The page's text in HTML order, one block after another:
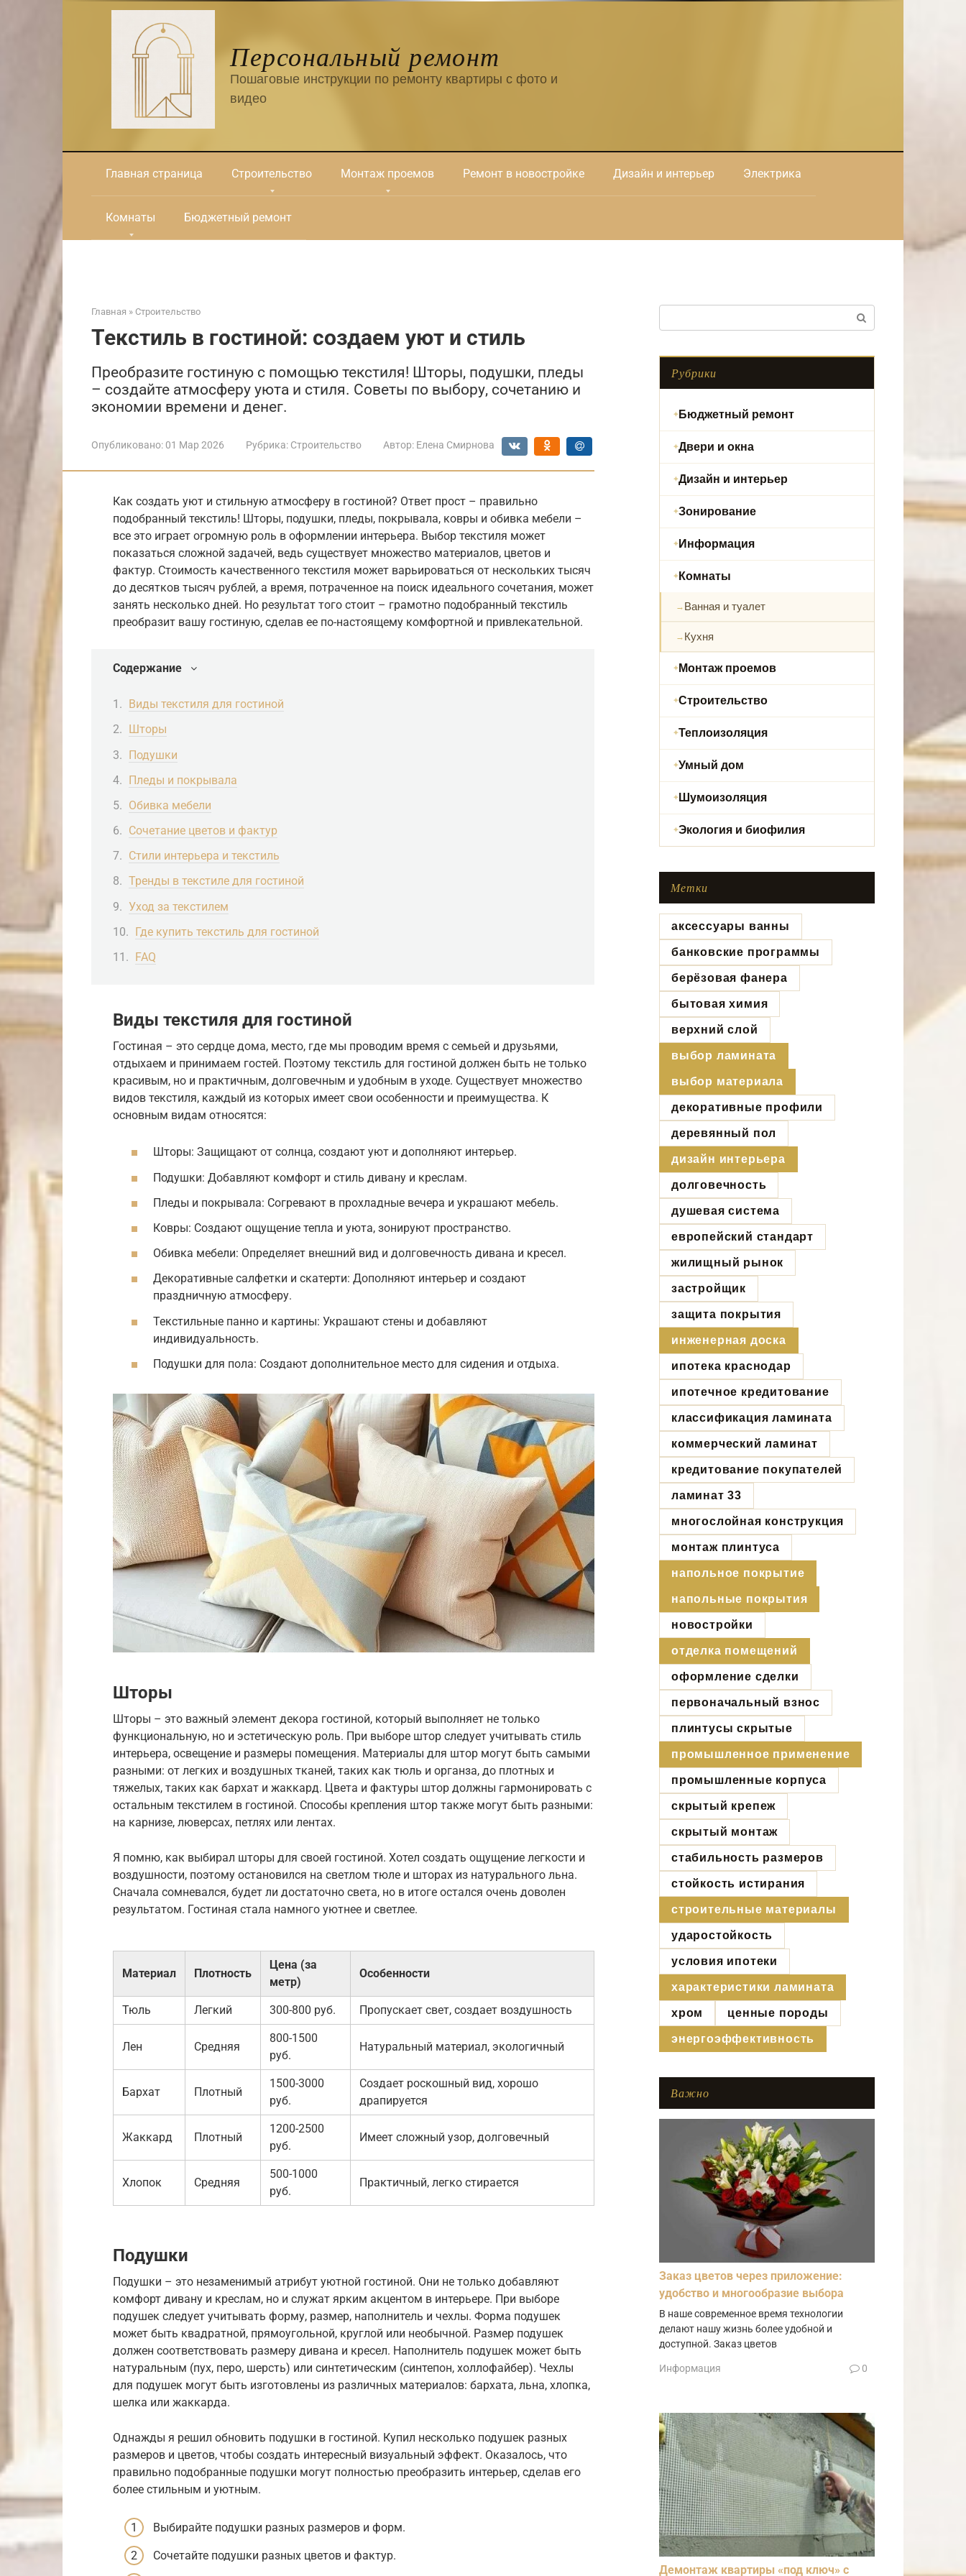
Персональный ремонт
Пошаговые инструкции по ремонту квартиры с фото и
видео
Главная страница Строительство Монтаж проемов Ремонт в новостройке Дизайн и интерьер Электрика
Комнаты Бюджетный ремонт
Главная » Строительство
Текстиль в гостиной: создаем уют и стиль
Преобразите гостиную с помощью текстиля! Шторы, подушки, пледы
– создайте атмосферу уюта и стиля. Советы по выбору, сочетанию и
экономии времени и денег.
Опубликовано: 01 Мар 2026 Рубрика: Строительство Автор: Елена Смирнова
Как создать уют и стильную атмосферу в гостиной? Ответ прост – правильно
подобранный текстиль! Шторы, подушки, пледы, покрывала, ковры и обивка мебели –
все это играет огромную роль в оформлении интерьера. Выбор текстиля может
показаться сложной задачей, ведь существует множество материалов, цветов и
фактур. Стоимость качественного текстиля может варьироваться от нескольких тысяч
до десятков тысяч рублей, а время, потраченное на поиск идеального сочетания, может
занять несколько дней. Но результат того стоит – грамотно подобранный текстиль
преобразит вашу гостиную, сделав ее по-настоящему комфортной и привлекательной.
Содержание
Виды текстиля для гостиной
Шторы
Подушки
Пледы и покрывала
Обивка мебели
Сочетание цветов и фактур
Стили интерьера и текстиль
Тренды в текстиле для гостиной
Уход за текстилем
Где купить текстиль для гостиной
FAQ
Виды текстиля для гостиной
Гостиная – это сердце дома, место, где мы проводим время с семьей и друзьями,
отдыхаем и принимаем гостей. Поэтому текстиль для гостиной должен быть не только
красивым, но и практичным, долговечным и удобным в уходе. Существует множество
видов текстиля, каждый из которых имеет свои особенности и преимущества. К
основным видам относятся:
Шторы: Защищают от солнца, создают уют и дополняют интерьер.
Подушки: Добавляют комфорт и стиль дивану и креслам.
Пледы и покрывала: Согревают в прохладные вечера и украшают мебель.
Ковры: Создают ощущение тепла и уюта, зонируют пространство.
Обивка мебели: Определяет внешний вид и долговечность дивана и кресел.
Декоративные салфетки и скатерти: Дополняют интерьер и создают
праздничную атмосферу.
Текстильные панно и картины: Украшают стены и добавляют
индивидуальность.
Подушки для пола: Создают дополнительное место для сидения и отдыха.
Шторы
Шторы – это важный элемент декора гостиной, который выполняет не только
функциональную, но и эстетическую роль. При выборе штор следует учитывать стиль
интерьера, освещение и размеры помещения. Материалы для штор могут быть самыми
разными: от легких и воздушных тканей, таких как тюль и органза, до плотных и
тяжелых, таких как бархат и жаккард. Цвета и фактуры штор должны гармонировать с
остальным текстилем в гостиной. Способы крепления штор также могут быть разными:
на карнизе, люверсах, петлях или лентах.
Я помню, как выбирал шторы для своей гостиной. Хотел создать ощущение легкости и
воздушности, поэтому остановился на светлом тюле и шторах из натурального льна.
Сначала сомневался, будет ли достаточно света, но в итоге остался очень доволен
результатом. Гостиная стала намного уютнее и светлее.
Материал Плотность
Цена (за
метр)
Особенности
Тюль Легкий 300-800 руб. Пропускает свет, создает воздушность
Лен Средняя
800-1500
руб.
Натуральный материал, экологичный
Бархат Плотный
1500-3000
руб.
Создает роскошный вид, хорошо
драпируется
Жаккард Плотный
1200-2500
руб.
Имеет сложный узор, долговечный
Хлопок Средняя
500-1000
руб.
Практичный, легко стирается
Подушки
Подушки – это незаменимый атрибут уютной гостиной. Они не только добавляют
комфорт дивану и креслам, но и служат ярким акцентом в интерьере. При выборе
подушек следует учитывать форму, размер, наполнитель и чехлы. Форма подушек
может быть квадратной, прямоугольной, круглой или необычной. Размер подушек
должен соответствовать размеру дивана и кресел. Наполнитель подушек может быть
натуральным (пух, перо, шерсть) или синтетическим (синтепон, холлофайбер). Чехлы
для подушек могут быть изготовлены из различных материалов: бархата, льна, хлопка,
шелка или жаккарда.
Однажды я решил обновить подушки в гостиной. Купил несколько подушек разных
размеров и цветов, чтобы создать интересный визуальный эффект. Оказалось, что
правильно подобранные подушки могут полностью преобразить интерьер, сделав его
более стильным и уютным.
Выбирайте подушки разных размеров и форм.
Сочетайте подушки разных цветов и фактур.
Рубрики
Бюджетный ремонт
Двери и окна
Дизайн и интерьер
Зонирование
Информация
Комнаты
Ванная и туалет
Кухня
Монтаж проемов
Строительство
Теплоизоляция
Умный дом
Шумоизоляция
Экология и биофилия
Метки
аксессуары ванны
банковские программы
берёзовая фанера
бытовая химия
верхний слой
выбор ламината
выбор материала
декоративные профили
деревянный пол
дизайн интерьера
долговечность
душевая система
европейский стандарт
жилищный рынок
застройщик
защита покрытия
инженерная доска
ипотека краснодар
ипотечное кредитование
классификация ламината
коммерческий ламинат
кредитование покупателей
ламинат 33
многослойная конструкция
монтаж плинтуса
напольное покрытие
напольные покрытия
новостройки
отделка помещений
оформление сделки
первоначальный взнос
плинтусы скрытые
промышленное применение
промышленные корпуса
скрытый крепеж
скрытый монтаж
стабильность размеров
стойкость истирания
строительные материалы
ударостойкость
условия ипотеки
характеристики ламината
хром ценные породы
энергоэффективность
Важно
Заказ цветов через приложение:
удобство и многообразие выбора
В наше современное время технологии
делают нашу жизнь более удобной и
доступной. Заказ цветов
Информация 0
Демонтаж квартиры «под ключ» с